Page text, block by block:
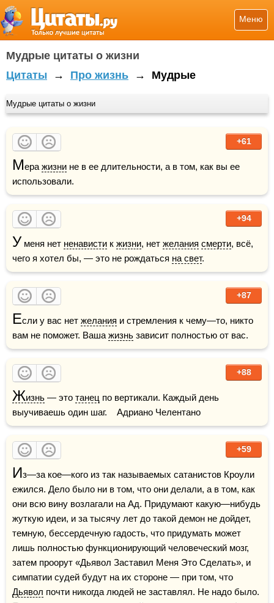
Меню
Мудрые цитаты о жизни
Цитаты → Про жизнь → Мудрые
Мудрые цитаты о жизни
+61
Мера жизни не в ее длительности, а в том, как вы ее
использовали.
+94
У меня нет ненависти к жизни, нет желания смерти, всё,
чего я хотел бы, — это не рождаться на свет.
+87
Если у вас нет желания и стремления к чему—то, никто
вам не поможет. Ваша жизнь зависит полностью от вас.
+88
Жизнь — это танец по вертикали. Каждый день
выучиваешь один шаг.    Адриано Челентано
+59
Из—за кое—кого из так называемых сатанистов Кроули
ежился. Дело было ни в том, что они делали, а в том, как
они всю вину возлагали на Ад. Придумают какую—нибудь
жуткую идеи, и за тысячу лет до такой демон не дойдет,
темную, бессердечную гадость, что придумать может
лишь полностью функционирующий человеческий мозг,
затем проорут «Дьявол Заставил Меня Это Сделать», и
Дьявол почти никогда людей не заставлял. Не надо было.